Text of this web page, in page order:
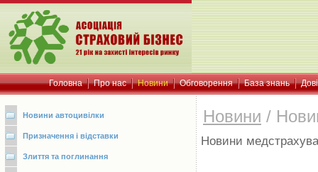
Головна Про нас Новини Обговорення База знань
Новини автоцивілки
Призначення і відставки
Злиття та поглинання
Новини /
Новини